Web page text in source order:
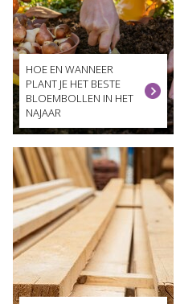
HOE EN WANNEER
PLANT JE HET BESTE
BLOEMBOLLEN IN HET
NAJAAR